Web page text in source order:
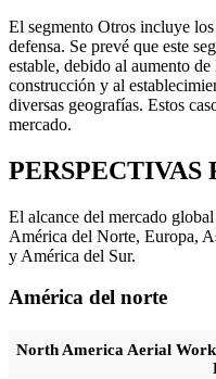
El segmento Otros incluye
defensa. Se prevé que este
estable, debido al aumento
construcción y al
diversas geografías. Estos
mercado.
PERSPECTIVAS
El alcance del mercado
América del Norte, Europa,
y América del Sur.
América del norte
North America Aerial